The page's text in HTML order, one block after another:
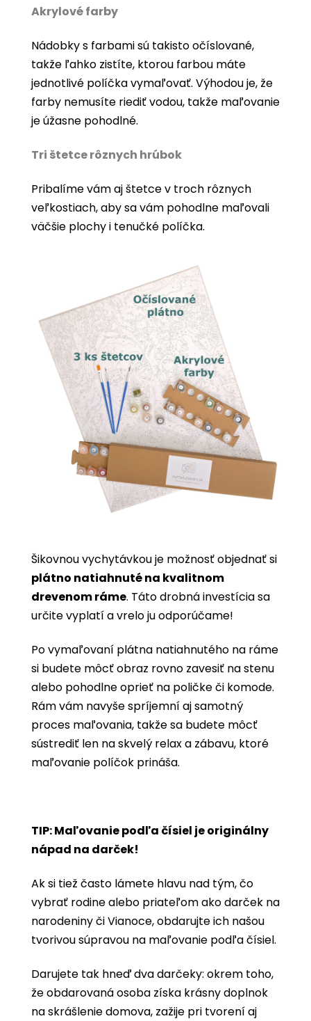
Akrylové farby
Nádobky s farbami sú takisto očíslované,
takže ľahko zistíte, ktorou farbou máte
jednotlivé políčka vymaľovať. Výhodou je, že
farby nemusíte riediť vodou, takže maľovanie
je úžasne pohodlné.
Tri štetce rôznych hrúbok
Pribalíme vám aj štetce v troch rôznych
veľkostiach, aby sa vám pohodlne maľovali
väčšie plochy i tenučké políčka.
Šikovnou vychytávkou je možnosť objednať si
plátno natiahnuté na kvalitnom
drevenom ráme. Táto drobná investícia sa
určite vyplatí a vrelo ju odporúčame!
Po vymaľovaní plátna natiahnutého na ráme
si budete môcť obraz rovno zavesiť na stenu
alebo pohodlne oprieť na poličke či komode.
Rám vám navyše spríjemní aj samotný
proces maľovania, takže sa budete môcť
sústrediť len na skvelý relax a zábavu, ktoré
maľovanie políčok prináša.
TIP: Maľovanie podľa čísiel je originálny
nápad na darček!
Ak si tiež často lámete hlavu nad tým, čo
vybrať rodine alebo priateľom ako darček na
narodeniny či Vianoce, obdarujte ich našou
tvorivou súpravou na maľovanie podľa čísiel.
Darujete tak hneď dva darčeky: okrem toho,
že obdarovaná osoba získa krásny doplnok
na skrášlenie domova, zažije pri tvorení aj